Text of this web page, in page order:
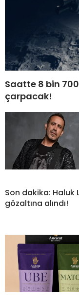
Saatte 8 bin
çarpacak!
Son dakika: Haluk
gözaltına alındı!